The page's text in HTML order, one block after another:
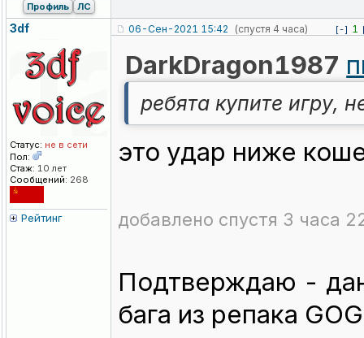
Профиль ЛС
3df
Статус: не в сети
Пол:
Стаж: 10 лет
Сообщений: 268
Рейтинг
06-Сен-2021 15:42 (спустя 4 часа) [-] 1
DarkDragon1987
ребята купите игру,
это удар ниже
добавлено спустя 3 часа
Подтверждаю -
бага из репака